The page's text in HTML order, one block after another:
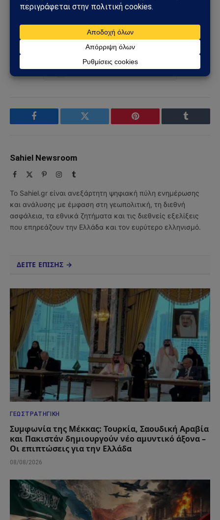
Κυριάκος Μητσοτάκης
Ακολουθήστε στο YouTube
Facebook Twitter Pinterest Tumblr
Sahiel Newsroom
Facebook PinterestInstagram
Tumblr
Το Sahiel.gr είναι ανεξάρτητη ψηφιακή πύλη ενημέρωσης
και ανάλυσης με έμφαση στη γεωπολιτική, τη διεθνή
ασφάλεια, τα εθνικά ζητήματα και τις διεθνείς εξελίξεις
που επηρεάζουν την Ελλάδα και τον ευρύτερο ελληνισμό.
ΔΕΙΤΕ ΕΠΙΣΗΣ →
ΓΕΩΣΤΡΑΤΗΓΙΚΉ
Συμφωνία της Μέκκας: Τουρκία, Σαουδική Αραβία
και Πακιστάν δημιουργούν νέο αμυντικό άξονα –
Οι επιπτώσεις για την Ελλάδα
08/08/2026